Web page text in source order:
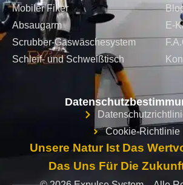
Mobiler Filter
Absaugarm
Scrubber-Gaswäschesystem
Schleif- und Schweißtisch
E-
Cookie-Richtlinie
Unsere Natur Ist Das
Das Uns Für Die